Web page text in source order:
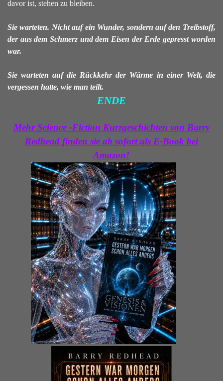
davor ist, stehen zu bleiben.
Sie warteten. Nicht auf ein Wunder, sondern auf den Treibstoff,
der aus dem Schmerz und dem Eisen der Erde gepresst worden
war.
Sie warteten auf die Rückkehr der Wärme in einer Welt, die
vergessen hatte, wie man teilt.
ENDE
Mehr Science -Fiction Kurzgeschichten von Barry
Redhead finden sie ab sofort als E-Book bei
Amazon!